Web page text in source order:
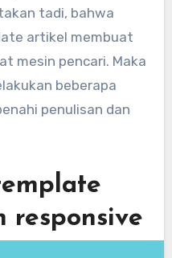
tadi, bahwa
artikel membuat
mesin pencari. Maka
beberapa
penulisan dan
responsive